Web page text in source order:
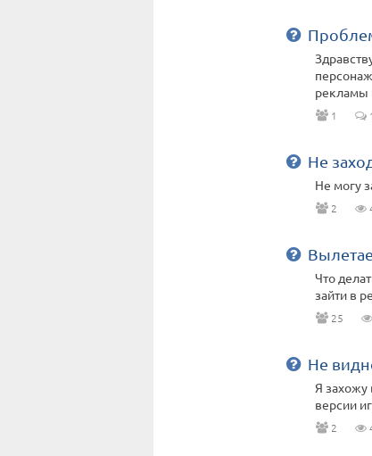
рекламы
1
Не
Не могу
2
Что
зайти в
25
Не
Я
версии
2